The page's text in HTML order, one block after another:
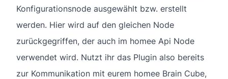
Konfigurationsnode ausgewählt bzw. erstellt
werden. Hier wird auf den gleichen Node
zurückgegriffen, der auch im homee Api Node
verwendet wird. Nutzt ihr das Plugin also bereits
zur Kommunikation mit eurem homee Brain Cube,